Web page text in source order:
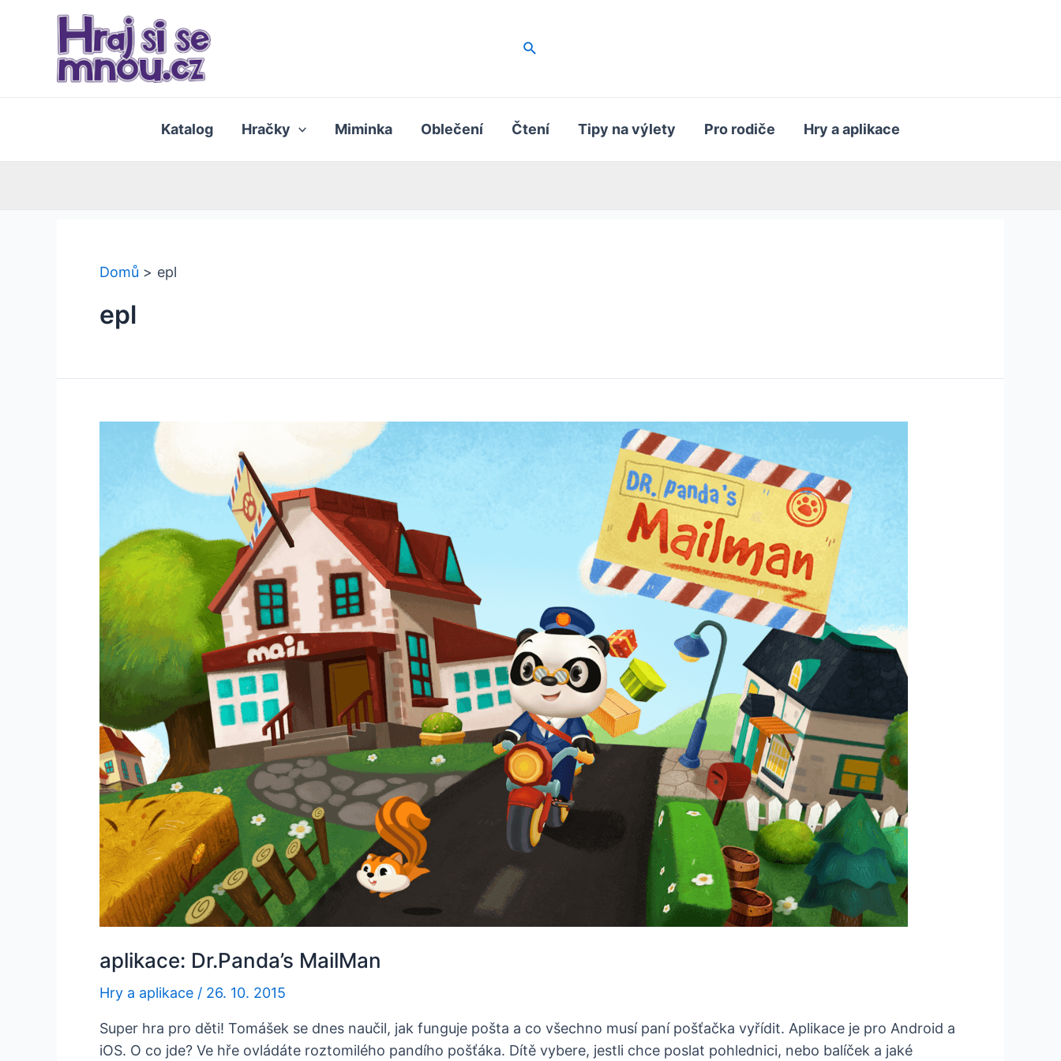
Hledat
Katalog Hračky Miminka Oblečení Čtení Tipy na výlety Pro rodiče Hry a aplikace
Domů epl
epl
aplikace: Dr.Panda’s MailMan
Hry a aplikace / 26. 10. 2015
Super hra pro děti! Tomášek se dnes naučil, jak funguje pošta a co všechno musí paní pošťačka vyřídit. Aplikace je pro Android a
iOS. O co jde? Ve hře ovládáte roztomilého pandího pošťáka. Dítě vybere, jestli chce poslat pohlednici, nebo balíček a jaké